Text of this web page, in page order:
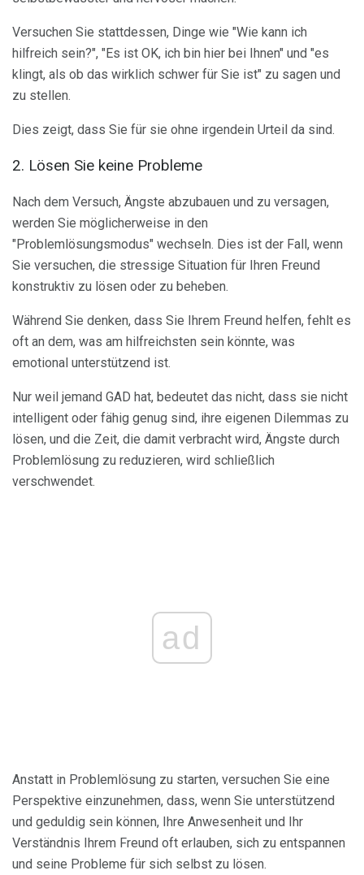
Versuchen Sie stattdessen, Dinge wie "Wie kann ich
hilfreich sein?", "Es ist OK, ich bin hier bei Ihnen" und "es
klingt, als ob das wirklich schwer für Sie ist" zu sagen und
zu stellen.
Dies zeigt, dass Sie für sie ohne irgendein Urteil da sind.
2. Lösen Sie keine Probleme
Nach dem Versuch, Ängste abzubauen und zu versagen,
werden Sie möglicherweise in den
"Problemlösungsmodus" wechseln. Dies ist der Fall, wenn
Sie versuchen, die stressige Situation für Ihren Freund
konstruktiv zu lösen oder zu beheben.
Während Sie denken, dass Sie Ihrem Freund helfen, fehlt es
oft an dem, was am hilfreichsten sein könnte, was
emotional unterstützend ist.
Nur weil jemand GAD hat, bedeutet das nicht, dass sie nicht
intelligent oder fähig genug sind, ihre eigenen Dilemmas zu
lösen, und die Zeit, die damit verbracht wird, Ängste durch
Problemlösung zu reduzieren, wird schließlich
verschwendet.
ad
Anstatt in Problemlösung zu starten, versuchen Sie eine
Perspektive einzunehmen, dass, wenn Sie unterstützend
und geduldig sein können, Ihre Anwesenheit und Ihr
Verständnis Ihrem Freund oft erlauben, sich zu entspannen
und seine Probleme für sich selbst zu lösen.